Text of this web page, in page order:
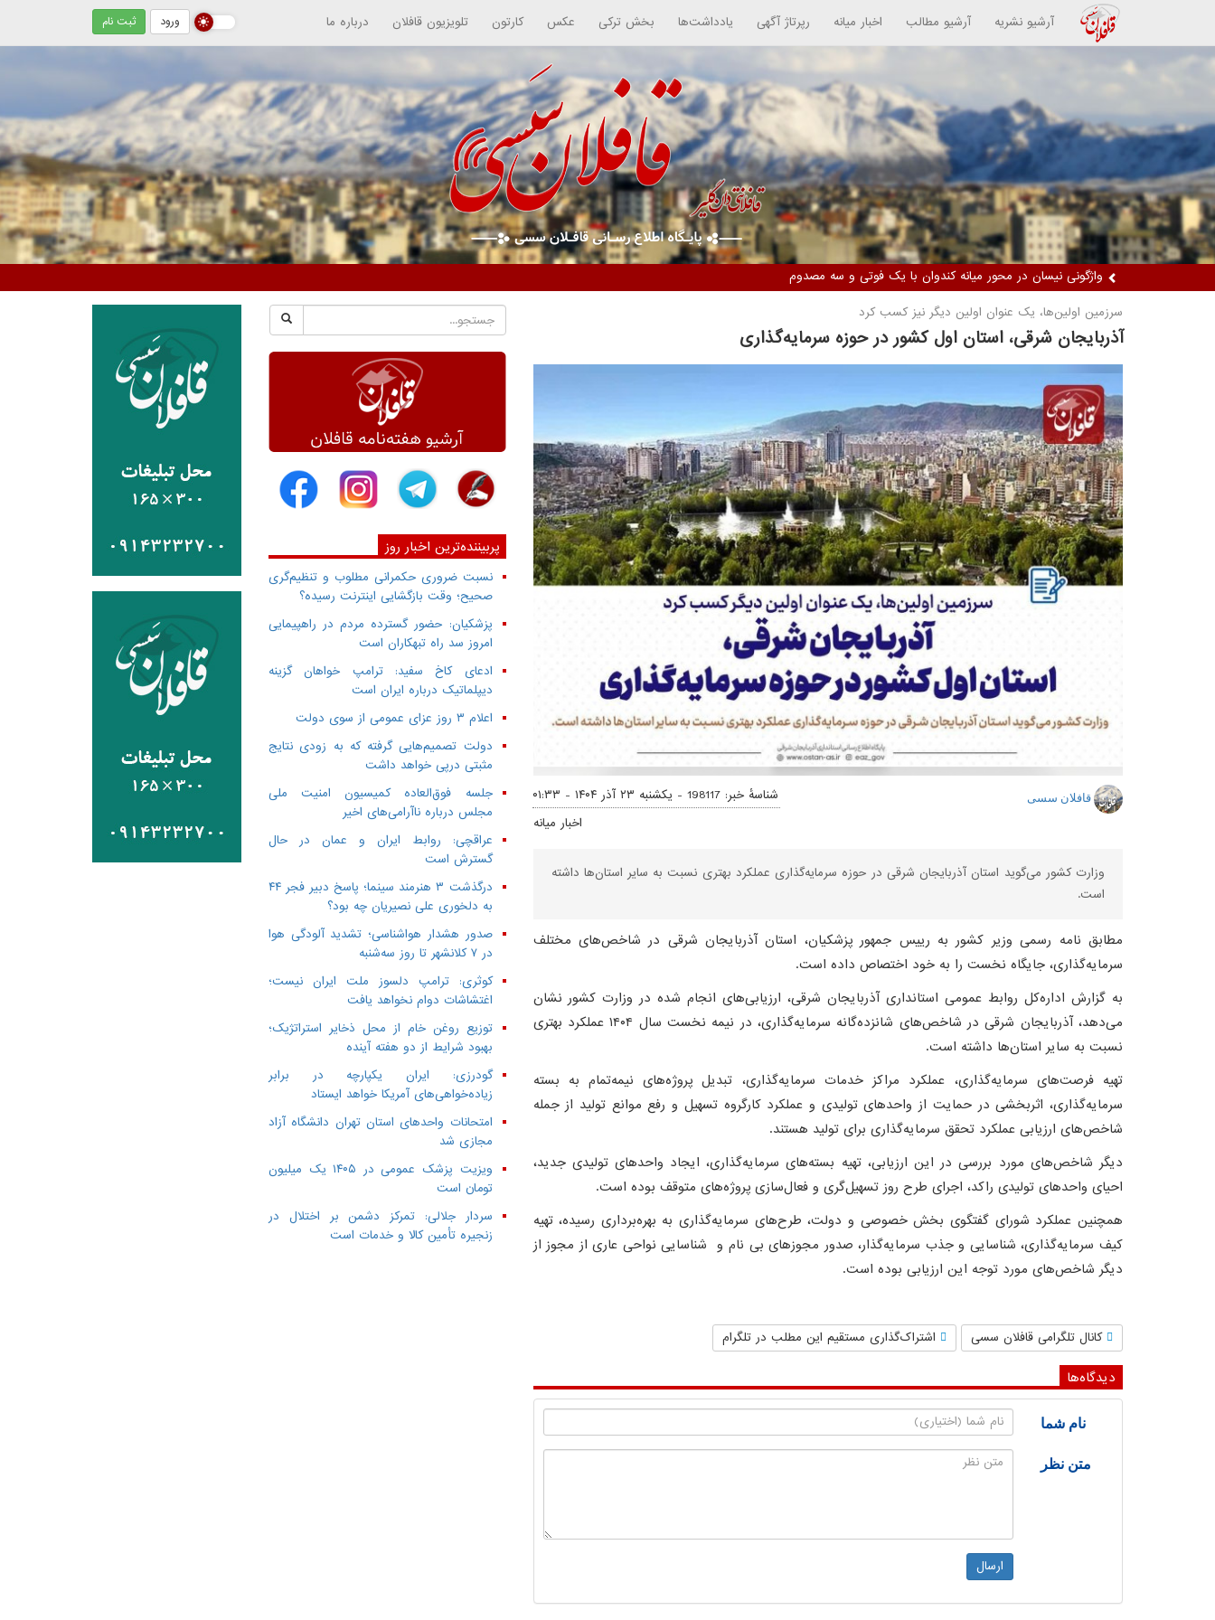
ورود ثبت نام آرشیو نشریه آرشیو مطالب اخبار میانه رپرتاژ آگهی یادداشت‌ها بخش ترکی عکس کارتون تلویزیون قافلان درباره ما
واژگونی نیسان در محور میانه کندوان با یک فوتی و سه مصدوم
سرزمین اولین‌ها، یک عنوان اولین دیگر نیز کسب کرد
آذربایجان شرقی، استان اول کشور در حوزه سرمایه‌گذاری
قافلان سسی شناسهٔ خبر: 198117 -
یکشنبه ۲۳ آذر ۱۴۰۴ - ۰۱:۳۳
اخبار میانه
وزارت کشور می‌گوید استان آذربایجان شرقی در حوزه سرمایه‌گذاری عملکرد بهتری نسبت به سایر استان‌ها داشته
است.
مطابق نامه رسمی وزیر کشور به رییس جمهور پزشکیان، استان آذربایجان شرقی در شاخص‌های مختلف
سرمایه‌گذاری، جایگاه نخست را به خود اختصاص داده است.
به گزارش اداره‌کل روابط عمومی استانداری آذربایجان شرقی، ارزیابی‌های انجام شده در وزارت کشور نشان
می‌دهد، آذربایجان شرقی در شاخص‌های شانزده‌گانه سرمایه‌گذاری، در نیمه نخست سال ۱۴۰۴ عملکرد بهتری
نسبت به سایر استان‌ها داشته است.
تهیه فرصت‌های سرمایه‌گذاری، عملکرد مراکز خدمات سرمایه‌گذاری، تبدیل پروژه‌های نیمه‌تمام به بسته
سرمایه‌گذاری، اثربخشی در حمایت از واحدهای تولیدی و عملکرد کارگروه تسهیل و رفع موانع تولید از جمله
شاخص‌های ارزیابی عملکرد تحقق سرمایه‌گذاری برای تولید هستند.
دیگر شاخص‌های مورد بررسی در این ارزیابی، تهیه بسته‌های سرمایه‌گذاری، ایجاد واحد‌های تولیدی جدید،
احیای واحد‌های تولیدی راکد، اجرای طرح روز تسهیل‌گری و فعال‌سازی پروژه‌های متوقف بوده است.
همچنین عملکرد شورای گفتگوی بخش خصوصی و دولت، طرح‌های سرمایه‌گذاری به بهره‌برداری رسیده، تهیه
کیف سرمایه‌گذاری، شناسایی و جذب سرمایه‌گذار، صدور مجوزهای بی نام و شناسایی نواحی عاری از مجوز از
دیگر شاخص‌های مورد توجه این ارزیابی بوده است.
کانال تلگرامی قافلان سسی اشتراک‌گذاری مستقیم این مطلب در تلگرام
دیدگاه‌ها
نام شما
متن نظر
ارسال
پربیننده‌ترین اخبار روز
نسبت ضروری حکمرانی مطلوب و تنظیم‌گری
صحیح؛ وقت بازگشایی اینترنت رسیده؟
پزشکیان: حضور گسترده مردم در راهپیمایی
امروز سد راه تبهکاران است
ادعای کاخ سفید: ترامپ خواهان گزینه
دیپلماتیک درباره ایران است
اعلام ۳ روز عزای عمومی از سوی دولت
دولت تصمیم‌هایی گرفته که به زودی نتایج
مثبتی درپی خواهد داشت
جلسه فوق‌العاده کمیسیون امنیت ملی
مجلس درباره ناآرامی‌های اخیر
عراقچی: روابط ایران و عمان در حال
گسترش است
درگذشت ۳ هنرمند سینما؛ پاسخ دبیر فجر ۴۴
به دلخوری علی نصیریان چه بود؟
صدور هشدار هواشناسی؛ تشدید آلودگی هوا
در ۷ کلانشهر تا روز سه‌شنبه
کوثری: ترامپ دلسوز ملت ایران نیست؛
اغتشاشات دوام نخواهد یافت
توزیع روغن خام از محل ذخایر استراتژیک؛
بهبود شرایط از دو هفته آینده
گودرزی: ایران یکپارچه در برابر
زیاده‌خواهی‌های آمریکا خواهد ایستاد
امتحانات واحدهای استان تهران دانشگاه آزاد
مجازی شد
ویزیت پزشک عمومی در ۱۴۰۵ یک میلیون
تومان است
سردار جلالی: تمرکز دشمن بر اختلال در
زنجیره تأمین کالا و خدمات است